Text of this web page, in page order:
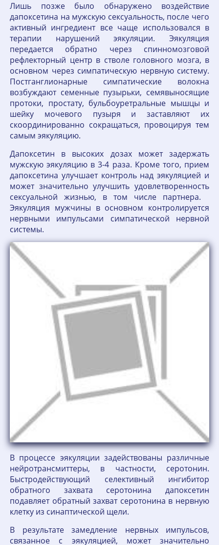
Лишь позже было обнаружено воздействие
дапоксетина на мужскую сексуальность, после чего
активный ингредиент все чаще использовался в
терапии нарушений эякуляции. Эякуляция
передается обратно через спинномозговой
рефлекторный центр в стволе головного мозга, в
основном через симпатическую нервную систему.
Постганглионарные симпатические волокна
возбуждают семенные пузырьки, семявыносящие
протоки, простату, бульбоуретральные мышцы и
шейку мочевого пузыря и заставляют их
скоординированно сокращаться, провоцируя тем
самым эякуляцию.
Дапоксетин в высоких дозах может задержать
мужскую эякуляцию в 3-4 раза. Кроме того, прием
дапоксетина улучшает контроль над эякуляцией и
может значительно улучшить удовлетворенность
сексуальной жизнью, в том числе партнера.
Эякуляция мужчины в основном контролируется
нервными импульсами симпатической нервной
системы.
В процессе эякуляции задействованы различные
нейротрансмиттеры, в частности, серотонин.
Быстродействующий селективный ингибитор
обратного захвата серотонина дапоксетин
подавляет обратный захват серотонина в нервную
клетку из синаптической щели.
В результате замедление нервных импульсов,
связанное с эякуляцией, может значительно